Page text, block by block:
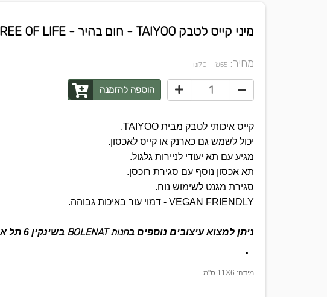
מיני קייס לטבק TAIYOO - חום בהיר - TREE OF LIFE
מחיר: ₪55
₪70
הוספה להזמנה
קייס איכותי לטבק מבית TAIYOO.
יכול לשמש גם כארנק או קייס לאכסון.
מגיע עם תא יעודי לניירות גלגול.
תא אכסון נוסף עם סגירת רוכסן.
סגירת מגנט לשימוש נוח.
VEGAN FRIENDLY - דמוי עור באיכות גבוהה.
ניתן למצוא עיצובים נוספים בחנות BOLENAT בשינקין 6 תל אביב
מידה: 11X6 ס"מ